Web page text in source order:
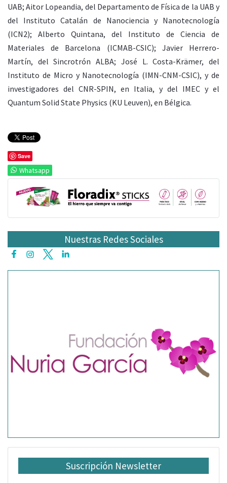
UAB; Aitor Lopeandia, del Departamento de Física de la UAB y
del Instituto Catalán de Nanociencia y Nanotecnología
(ICN2); Alberto Quintana, del Instituto de Ciencia de
Materiales de Barcelona (ICMAB-CSIC); Javier Herrero-
Martín, del Sincrotrón ALBA; José L. Costa-Krämer, del
Instituto de Micro y Nanotecnología (IMN-CNM-CSIC), y de
investigadores del CNR-SPIN, en Italia, y del IMEC y el
Quantum Solid State Physics (KU Leuven), en Bélgica.
Save
Whatsapp
Nuestras Redes Sociales
Suscripción Newsletter